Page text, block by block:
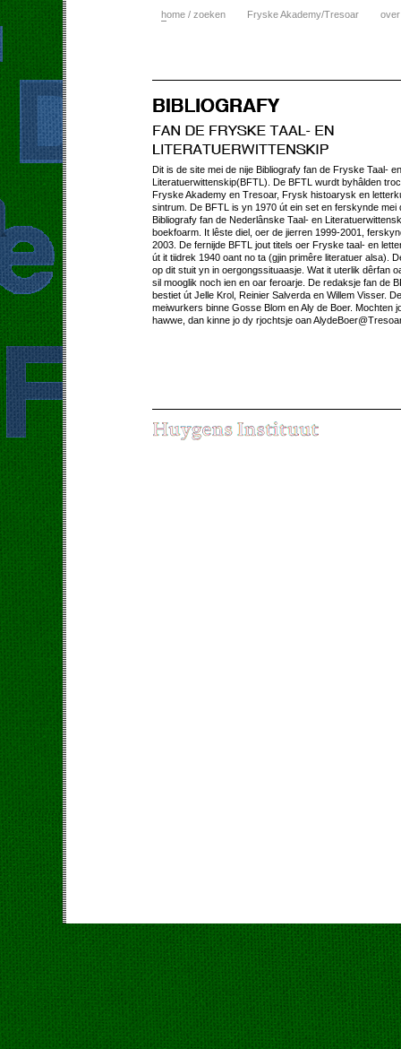
home / zoeken Fryske Akademy/Tresoar
Dit is de site mei de nije Bibliografy fan de Fryske Taal- en
Literatuerwittenskip(BFTL). De BFTL wurdt byhâlden
Fryske Akademy en Tresoar, Frysk histoarysk en
sintrum. De BFTL is yn 1970 út ein set en ferskynde mei
Bibliografy fan de Nederlânske Taal- en
boekfoarm. It lêste diel, oer de jierren 1999-2001,
2003. De fernijde BFTL jout titels oer Fryske taal- en
út it tiidrek 1940 oant no ta (gjin primêre literatuer alsa).
op dit stuit yn in oergongssituaasje. Wat it uterlik dêrfan
sil mooglik noch ien en oar feroarje. De redaksje fan de
bestiet út Jelle Krol, Reinier Salverda en Willem Visser. De
meiwurkers binne Gosse Blom en Aly de Boer. Mochten
hawwe, dan kinne jo dy rjochtsje oan